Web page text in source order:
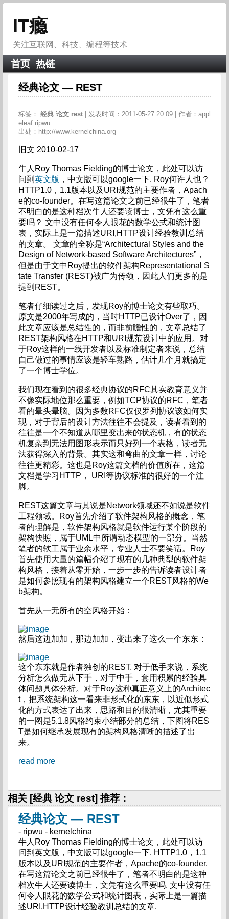
IT瘾
关注互联网、科技、编程等技术
首页 热链
经典论文 — REST
标签： 经典 论文 rest
| 发表时间：2011-05-27 20:09 | 作者：appl
eleaf ripwu
出处：http://www.kernelchina.org
旧文 2010-02-17
牛人Roy Thomas Fielding的博士论文，此处可以访
问到 英文版 ，中文版可以google一下. Roy何许人也？
HTTP1.0，1.1版本以及URI规范的主要作者，Apach
e的co-founder。在写这篇论文之前已经很牛了，笔者
不明白的是这种档次牛人还要读博士，文凭有这么重
要吗？ 文中没有任何令人眼花的数学公式和统计图
表，实际上是一篇描述URI,HTTP设计经验教训总结
的文章。 文章的全称是“Architectural Styles and the
Design of Network-based Software Architectures”，
但是由于文中Roy提出的软件架构Representational S
tate Transfer (REST)被广为传颂，因此人们更多的是
提到REST。
笔者仔细读过之后，发现Roy的博士论文有些取巧。
原文是2000年写成的，当时HTTP已设计Over了，因
此文章应该是总结性的，而非前瞻性的，文章总结了
REST架构风格在HTTP和URI规范设计中的应用。对
于Roy这样的一线开发者以及标准制定者来说，总结
自己做过的事情应该是轻车熟路，估计几个月就搞定
了一个博士学位。
我们现在看到的很多经典协议的RFC其实教育意义并
不像实际地位那么重要，例如TCP协议的RFC，笔者
看的晕头晕脑。因为多数RFC仅仅罗列协议该如何实
现，对于背后的设计方法往往不会提及，读者看到的
往往是一个不知道从哪里变出来的状态机，有的状态
机复杂到无法用图形表示而只好列一个表格，读者无
法获得深入的背景。其实这和弯曲的文章一样，讨论
往往更精彩。这也是Roy这篇文档的价值所在，这篇
文档是学习HTTP， URI等协议标准的很好的一个注
脚。
REST这篇文章与其说是Network领域还不如说是软件
工程领域。Roy首先介绍了软件架构风格的概念，笔
者的理解是，软件架构风格就是软件运行某个阶段的
架构快照，属于UML中所谓动态模型的一部分。当然
笔者的软工属于业余水平，专业人士不要笑话。Roy
首先使用大量的篇幅介绍了现有的几种典型的软件架
构风格，接着从零开始，一步一步的告诉读者设计者
是如何参照现有的架构风格建立一个REST风格的We
b架构。
首先从一无所有的空风格开始：
然后这边加加，那边加加，变出来了这么一个东东：
这个东东就是作者独创的REST. 对于低手来说，系统
分析怎么做无从下手，对于中手，套用积累的经验具
体问题具体分析。对于Roy这种真正意义上的Architec
t，把系统架构这一看来非形式化的东东，以近似形式
化的方式表达了出来，思路和目的很清晰，尤其重要
的一图是5.1.8风格约束小结部分的总结，下图将RES
T是如何继承发展现有的架构风格清晰的描述了出
来。
read more
相关 [经典 论文 rest] 推荐：
经典论文 — REST
- ripwu - kernelchina
牛人Roy Thomas Fielding的博士论文，此处可以访
问到英文版，中文版可以google一下. HTTP1.0，1.1
版本以及URI规范的主要作者，Apache的co-founder.
在写这篇论文之前已经很牛了，笔者不明白的是这种
档次牛人还要读博士，文凭有这么重要吗. 文中没有任
何令人眼花的数学公式和统计图表，实际上是一篇描
述URI,HTTP设计经验教训总结的文章.